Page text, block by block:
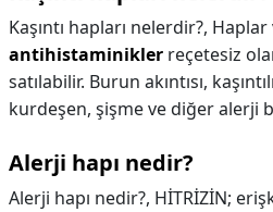
Kaşıntı hapları nelerdir?, Haplar
antihistaminikler reçetesiz
satılabilir. Burun akıntısı,
kurdeşen, şişme ve diğer alerji
Alerji hapı nedir?
Alerji hapı nedir?, HİTRİZİN;